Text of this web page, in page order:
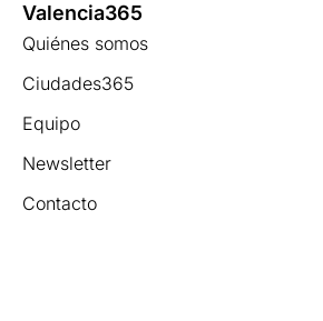
Valencia365
Quiénes somos
Ciudades365
Equipo
Newsletter
Contacto